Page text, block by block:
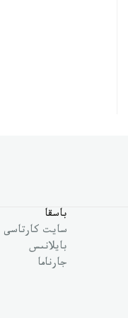
باسقا
سايت كارتاسى
بايلانىس
جارناما